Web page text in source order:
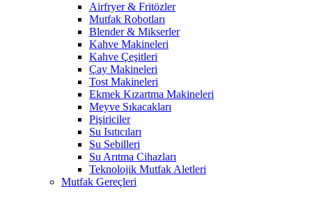
Airfryer & Fritözler
Mutfak Robotları
Blender & Mikserler
Kahve Makineleri
Kahve Çeşitleri
Çay Makineleri
Tost Makineleri
Ekmek Kızartma Makineleri
Meyve Sıkacakları
Pişiriciler
Su Isıtıcıları
Su Sebilleri
Su Arıtma Cihazları
Teknolojik Mutfak Aletleri
Mutfak Gereçleri